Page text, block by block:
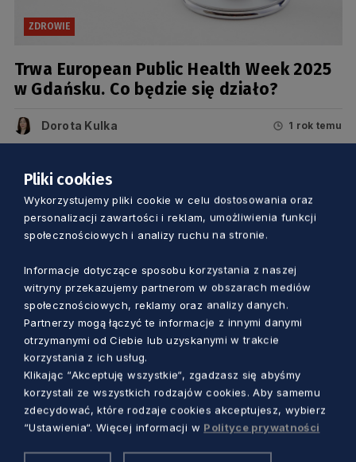
ZDROWIE
Trwa European Public Health Week 2025
w Gdańsku. Co będzie się działo?
Dorota Kulka 1 rok temu
ZDROWIE
Tu kształcą przyszłych lekarzy. W
szpitalu w Redłowie powstała
Pliki cookies
Wykorzystujemy pliki cookie w celu dostosowania oraz
personalizacji zawartości i reklam, umożliwienia funkcji
społecznościowych i analizy ruchu na stronie.
Informacje dotyczące sposobu korzystania z naszej
witryny przekazujemy partnerom w obszarach mediów
społecznościowych, reklamy oraz analizy danych.
Partnerzy mogą łączyć te informacje z innymi danymi
otrzymanymi od Ciebie lub uzyskanymi w trakcie
korzystania z ich usług.
Klikając “Akceptuję wszystkie“, zgadzasz się abyśmy
korzystali ze wszystkich rodzajów cookies. Aby samemu
zdecydować, które rodzaje cookies akceptujesz, wybierz
“Ustawienia“. Więcej informacji w Polityce prywatności